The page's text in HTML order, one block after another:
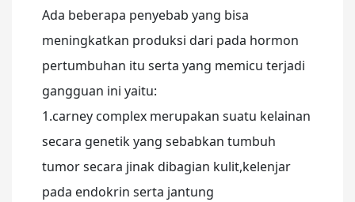
Ada beberapa penyebab yang bisa
meningkatkan produksi dari pada hormon
pertumbuhan itu serta yang memicu terjadi
gangguan ini yaitu:
1.carney complex merupakan suatu kelainan
secara genetik yang sebabkan tumbuh
tumor secara jinak dibagian kulit,kelenjar
pada endokrin serta jantung